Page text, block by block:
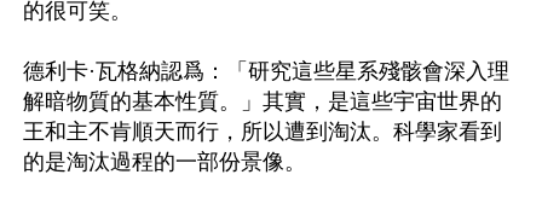
的很可笑。
德利卡·瓦格納認爲：「研究這些星系殘骸會深入理
解暗物質的基本性質。」其實，是這些宇宙世界的
王和主不肯順天而行，所以遭到淘汰。科學家看到
的是淘汰過程的一部份景像。